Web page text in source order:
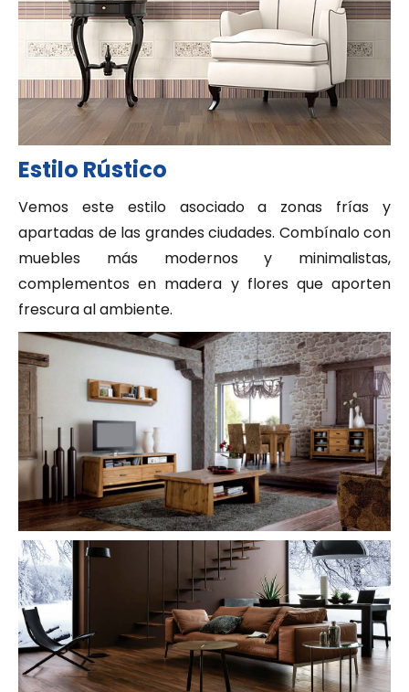
Estilo Rústico
Vemos este estilo asociado a zonas frías y
apartadas de las grandes ciudades. Combínalo con
muebles más modernos y minimalistas,
complementos en madera y flores que aporten
frescura al ambiente.